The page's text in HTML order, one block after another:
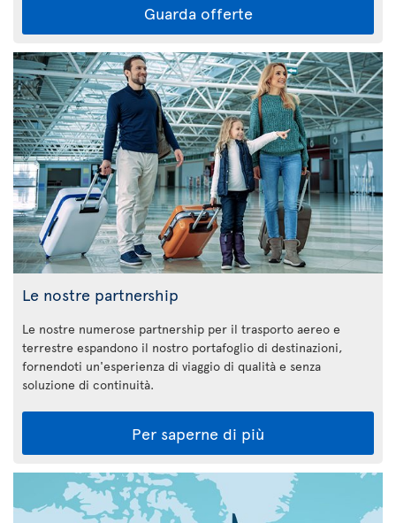
Guarda offerte
Le nostre partnership
Le nostre numerose partnership per il trasporto aereo e
terrestre espandono il nostro portafoglio di destinazioni,
fornendoti un'esperienza di viaggio di qualità e senza
soluzione di continuità.
Per saperne di più